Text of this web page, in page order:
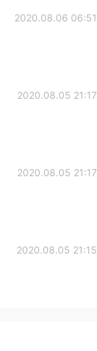
2020.08.06 06:51
2020.08.05 21:17
2020.08.05 21:17
2020.08.05 21:15